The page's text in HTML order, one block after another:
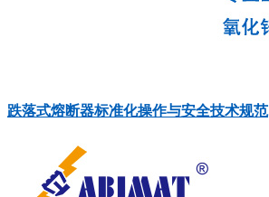
‍‌​​‌‌​‌​‍‌​​​‌‌​​‍‌​​​‌​‌​‍‌​​‌​​‌​‍‌​‌‌​‌‌‌‍‌​​‌‌​‌​‍‌​‌‌​‌​‌‍‌​​‌‌​‌​‍‌​‌​‌‌​​‍‌‌​​​‌‌​‍‌​‌​‌‌‌​‍‌​‌​‌​​​‍‌​‌​‌‌‌​‍‌​​​‌‌‌​‍‌​​​​‌‌​‍‌​‌‌​‌​‌‍‌​​​​‌‌​‍‌​‌​‌‌‌​‍‌​​​‌​‌‌‍‌​​‌​​​‌‍‌​​‌‌‌​​跌落式熔断器标准化操作与安全技术规范